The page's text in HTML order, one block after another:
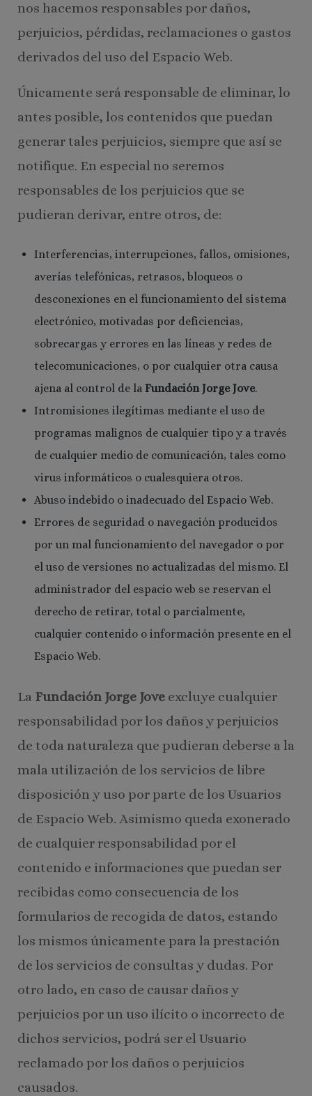
nos hacemos responsables por daños,
perjuicios, pérdidas, reclamaciones o gastos
derivados del uso del Espacio Web.
Únicamente será responsable de eliminar, lo
antes posible, los contenidos que puedan
generar tales perjuicios, siempre que así se
notifique. En especial no seremos
responsables de los perjuicios que se
pudieran derivar, entre otros, de:
Interferencias, interrupciones, fallos, omisiones,
averías telefónicas, retrasos, bloqueos o
desconexiones en el funcionamiento del sistema
electrónico, motivadas por deficiencias,
sobrecargas y errores en las líneas y redes de
telecomunicaciones, o por cualquier otra causa
ajena al control de la Fundación Jorge Jove.
Intromisiones ilegítimas mediante el uso de
programas malignos de cualquier tipo y a través
de cualquier medio de comunicación, tales como
virus informáticos o cualesquiera otros.
Abuso indebido o inadecuado del Espacio Web.
Errores de seguridad o navegación producidos
por un mal funcionamiento del navegador o por
el uso de versiones no actualizadas del mismo. El
administrador del espacio web se reservan el
derecho de retirar, total o parcialmente,
cualquier contenido o información presente en el
Espacio Web.
La Fundación Jorge Jove excluye cualquier
responsabilidad por los daños y perjuicios
de toda naturaleza que pudieran deberse a la
mala utilización de los servicios de libre
disposición y uso por parte de los Usuarios
de Espacio Web. Asimismo queda exonerado
de cualquier responsabilidad por el
contenido e informaciones que puedan ser
recibidas como consecuencia de los
formularios de recogida de datos, estando
los mismos únicamente para la prestación
de los servicios de consultas y dudas. Por
otro lado, en caso de causar daños y
perjuicios por un uso ilícito o incorrecto de
dichos servicios, podrá ser el Usuario
reclamado por los daños o perjuicios
causados.